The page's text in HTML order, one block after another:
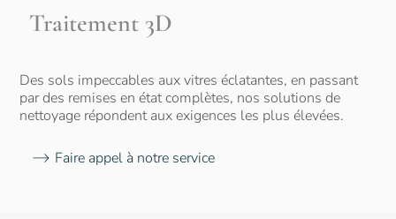
Traitement 3D
Des sols impeccables aux vitres éclatantes, en passant
par des remises en état complètes, nos solutions de
nettoyage répondent aux exigences les plus élevées.
Faire appel à notre service